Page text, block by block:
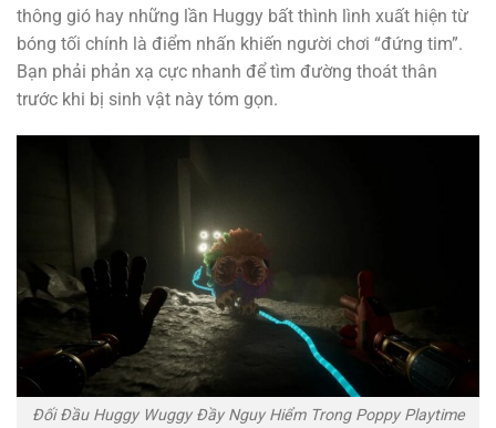
thông gió hay những lần Huggy bất thình lình xuất hiện từ
bóng tối chính là điểm nhấn khiến người chơi “đứng tim”.
Bạn phải phản xạ cực nhanh để tìm đường thoát thân
trước khi bị sinh vật này tóm gọn.
Đối Đầu Huggy Wuggy Đầy Nguy Hiểm Trong Poppy Playtime